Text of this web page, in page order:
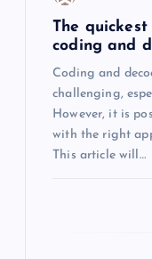
The
coding and
Coding and
challenging,
However, it is
with the right
This article will…